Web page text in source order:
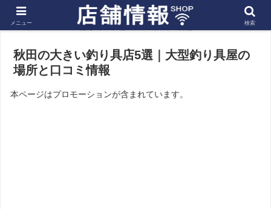
ホーム 北海道・東北 秋田の店舗
秋田の大きい釣り具店5選｜大型釣り具屋の
場所と口コミ情報
本ページはプロモーションが含まれています。
メニュー 検索